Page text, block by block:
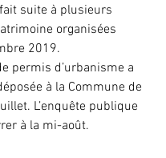
suite à plusieurs
organisées
2019.
permis d’urbanisme a
à la Commune de
L’enquête publique
à la mi-août.